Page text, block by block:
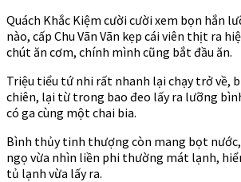
Quách Khắc Kiệm cười cười xem bọn hắn
nào, cấp Chu Vãn Vãn kẹp cái viên thịt ra
chút ăn cơm, chính mình cũng bắt đầu ăn.
Triệu tiểu tứ nhi rất nhanh lại chạy trở về,
chiên, lại từ trong bao đeo lấy ra lưỡng
có ga cùng một chai bia.
Bình thủy tinh thượng còn mang bọt
ngọ vừa nhìn liền phi thường mát lạnh,
tủ lạnh vừa lấy ra.